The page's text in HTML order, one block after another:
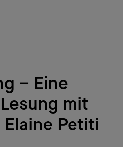
DE –
– Eine
mit
Petiti